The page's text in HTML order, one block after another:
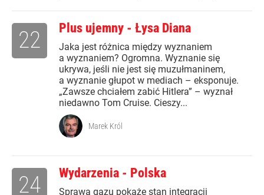
Plus ujemny - Łysa Diana
Jaka jest różnica między wyznaniem
a wyznaniem? Ogromna. Wyznanie się
ukrywa, jeśli nie jest się muzułmaninem,
a wyznanie głupot w mediach – eksponuje.
„Zawsze chciałem zabić Hitlera” – wyznał
niedawno Tom Cruise. Cieszy...
22
Marek Król
Wydarzenia - Polska
Sprawa gazu pokaże stan integracji
24